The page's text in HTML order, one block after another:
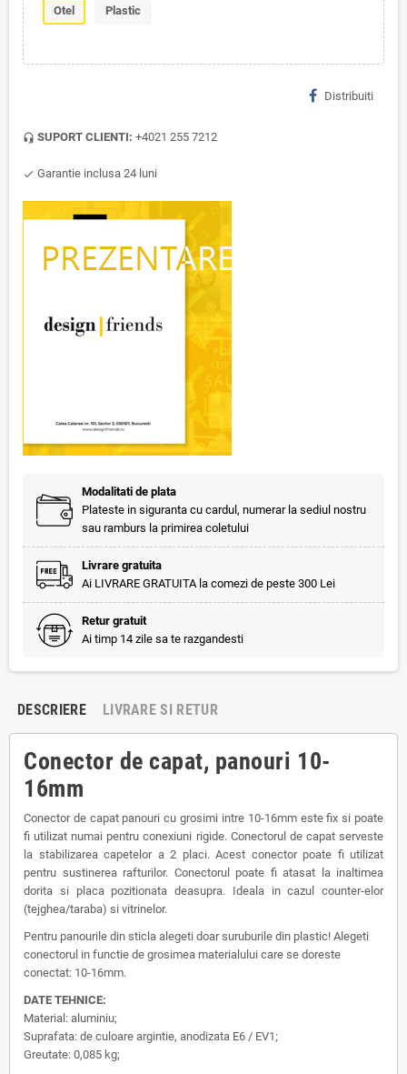
Otel Plastic
Distribuiti
headset_mic SUPORT CLIENTI: +4021 255 7212
check Garantie inclusa 24 luni
Modalitati de plata
Plateste in siguranta cu cardul, numerar la sediul nostru
sau ramburs la primirea coletului
Livrare gratuita
Ai LIVRARE GRATUITA la comezi de peste 300 Lei
Retur gratuit
Ai timp 14 zile sa te razgandesti
DESCRIERE LIVRARE SI RETUR
Conector de capat, panouri 10-
16mm
Conector de capat panouri cu grosimi intre 10-16mm este fix si poate
fi utilizat numai pentru conexiuni rigide. Conectorul de capat serveste
la stabilizarea capetelor a 2 placi. Acest conector poate fi utilizat
pentru sustinerea rafturilor. Conectorul poate fi atasat la inaltimea
dorita si placa pozitionata deasupra. Ideala in cazul counter-elor
(tejghea/taraba) si vitrinelor.
Pentru panourile din sticla alegeti doar suruburile din plastic! Alegeti
conectorul in functie de grosimea materialului care se doreste
conectat: 10-16mm.
DATE TEHNICE:
Material: aluminiu;
Suprafata: de culoare argintie, anodizata E6 / EV1;
Greutate: 0,085 kg;